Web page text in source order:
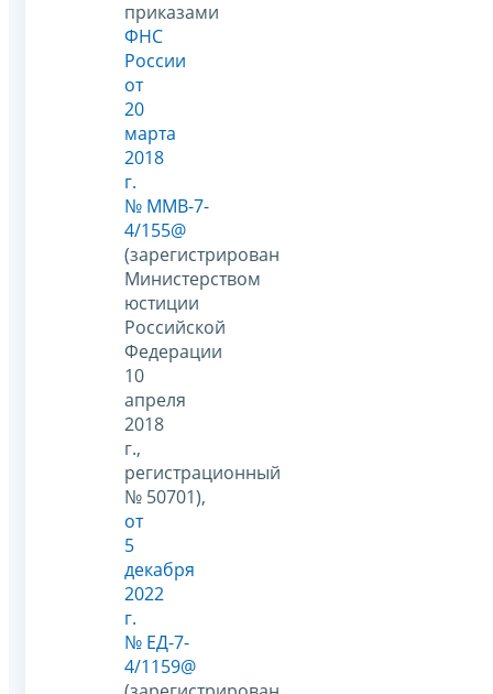
приказами
ФНС
России
от
20
марта
2018
г.
№ ММВ-7-
4/155@
(зарегистрирован
Министерством
юстиции
Российской
Федерации
10
апреля
2018
г.,
регистрационный
№ 50701),
от
5
декабря
2022
г.
№ ЕД-7-
4/1159@